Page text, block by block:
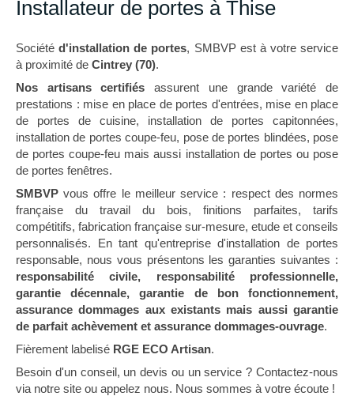
Installateur de portes à Thise
Société d'installation de portes, SMBVP est à votre service
à proximité de Cintrey (70).
Nos artisans certifiés assurent une grande variété de
prestations : mise en place de portes d'entrées, mise en place
de portes de cuisine, installation de portes capitonnées,
installation de portes coupe-feu, pose de portes blindées, pose
de portes coupe-feu mais aussi installation de portes ou pose
de portes fenêtres.
SMBVP vous offre le meilleur service : respect des normes
française du travail du bois, finitions parfaites, tarifs
compétitifs, fabrication française sur-mesure, etude et conseils
personnalisés. En tant qu'entreprise d'installation de portes
responsable, nous vous présentons les garanties suivantes :
responsabilité civile, responsabilité professionnelle,
garantie décennale, garantie de bon fonctionnement,
assurance dommages aux existants mais aussi garantie
de parfait achèvement et assurance dommages-ouvrage.
Fièrement labelisé RGE ECO Artisan.
Besoin d'un conseil, un devis ou un service ? Contactez-nous
via notre site ou appelez nous. Nous sommes à votre écoute !